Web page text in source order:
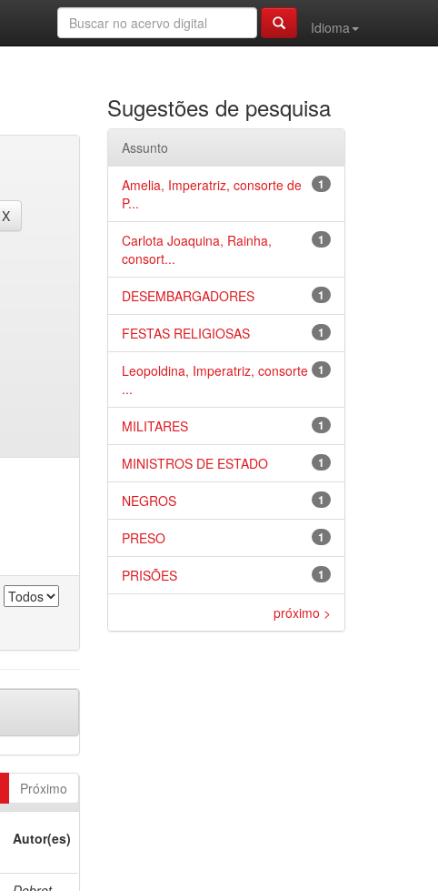
Idioma
Próximo
Autor(es)
Sugestões de pesquisa
Assunto
1
Amelia, Imperatriz, consorte de
P...
1
Carlota Joaquina, Rainha,
consort...
1
DESEMBARGADORES
1
FESTAS RELIGIOSAS
1
Leopoldina, Imperatriz, consorte
...
1
MILITARES
1
MINISTROS DE ESTADO
1
NEGROS
1
PRESO
1
PRISÕES
próximo >